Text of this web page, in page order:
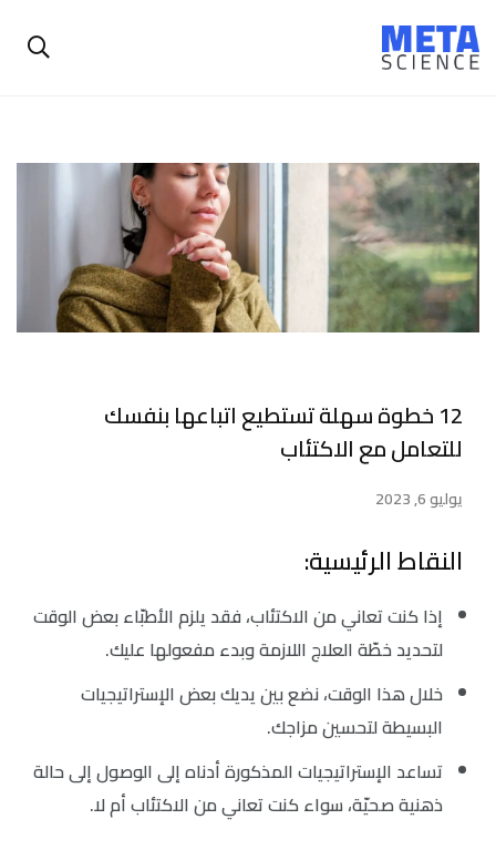
12 خطوة سهلة تستطيع اتباعها بنفسك
للتعامل مع الاكتئاب
يوليو 6, 2023
النقاط الرئيسية:
إذا كنت تعاني من الاكتئاب، فقد يلزم الأطبّاء بعض الوقت
لتحديد خطّة العلاج اللازمة وبدء مفعولها عليك.
خلال هذا الوقت، نضع بين يديك بعض الإستراتيجيات
البسيطة لتحسين مزاجك.
تساعد الإستراتيجيات المذكورة أدناه إلى الوصول إلى حالة
ذهنية صحيّة، سواء كنت تعاني من الاكتئاب أم لا.